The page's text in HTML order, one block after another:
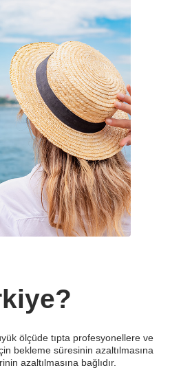
ölçüde tıpta profesyonellere ve
bekleme süresinin azaltılmasına
azaltılmasına bağlıdır.